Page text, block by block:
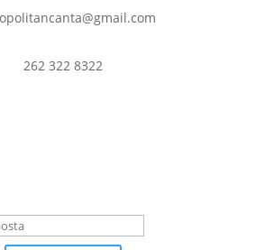
262 322 8322